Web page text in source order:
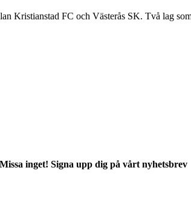
Kristianstad FC och Västerås SK. Två lag
Missa inget! Signa upp dig på vårt nyhetsbrev